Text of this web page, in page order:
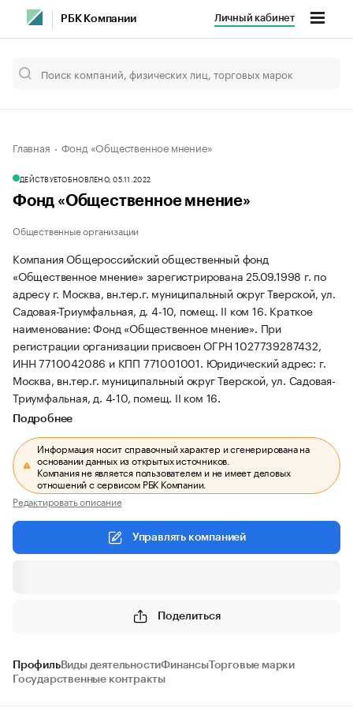
РБК Компании Личный кабинет
Главная Фонд «Общественное мнение»
ДЕЙСТВУЕТОБНОВЛЕНО, 05.11.2022
Фонд «Общественное мнение»
Общественные организации
Компания Общероссийский общественный фонд
«Общественное мнение» зарегистрирована 25.09.1998 г. по
адресу г. Москва, вн.тер.г. муниципальный округ Тверской, ул.
Садовая-Триумфальная, д. 4-10, помещ. II ком 16. Краткое
наименование: Фонд «Общественное мнение». При
регистрации организации присвоен ОГРН 1027739287432,
ИНН 7710042086 и КПП 771001001. Юридический адрес: г.
Москва, вн.тер.г. муниципальный округ Тверской, ул. Садовая-
Триумфальная, д. 4-10, помещ. II ком 16.
Подробнее
Информация носит справочный характер и сгенерирована на
основании данных из открытых источников.
Компания не является пользователем и не имеет деловых
отношений с сервисом РБК Компании.
Редактировать описание
Управлять компанией
Поделиться
ПрофильВиды деятельностиФинансыТорговые марки
Государственные контракты